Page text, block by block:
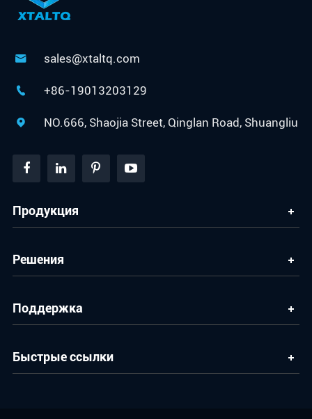
 sales@xtaltq.com
 +86-19013203129
 NO.666, Shaojia Street, Qinglan Road, Shuangliu
Продукция
Решения
Поддержка
Быстрые ссылки